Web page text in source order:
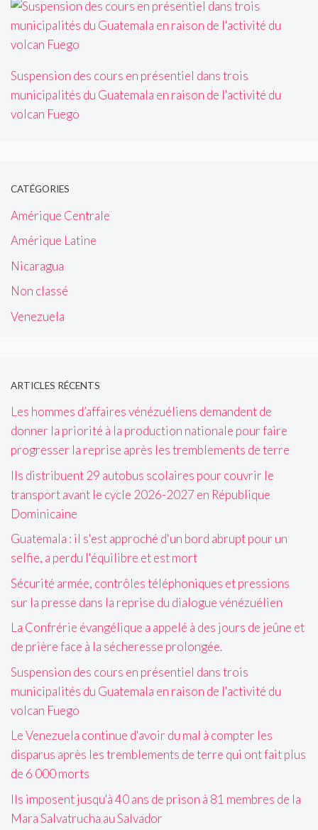
Suspension des cours en présentiel dans trois
municipalités du Guatemala en raison de l'activité du
volcan Fuego
CATÉGORIES
Amérique Centrale
Amérique Latine
Nicaragua
Non classé
Venezuela
ARTICLES RÉCENTS
Les hommes d’affaires vénézuéliens demandent de
donner la priorité à la production nationale pour faire
progresser la reprise après les tremblements de terre
Ils distribuent 29 autobus scolaires pour couvrir le
transport avant le cycle 2026-2027 en République
Dominicaine
Guatemala : il s'est approché d'un bord abrupt pour un
selfie, a perdu l'équilibre et est mort
Sécurité armée, contrôles téléphoniques et pressions
sur la presse dans la reprise du dialogue vénézuélien
La Confrérie évangélique a appelé à des jours de jeûne et
de prière face à la sécheresse prolongée.
Suspension des cours en présentiel dans trois
municipalités du Guatemala en raison de l'activité du
volcan Fuego
Le Venezuela continue d'avoir du mal à compter les
disparus après les tremblements de terre qui ont fait plus
de 6 000 morts
Ils imposent jusqu'à 40 ans de prison à 81 membres de la
Mara Salvatrucha au Salvador